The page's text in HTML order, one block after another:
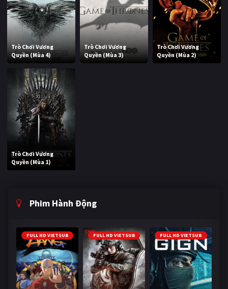
Trò Chơi Vương
Quyền (Mùa 4)
Trò Chơi Vương
Quyền (Mùa 3)
Trò Chơi Vương
Quyền (Mùa 2)
Trò Chơi Vương
Quyền (Mùa 1)
Phim Hành Động
FULL HD VIETSUB FULL HD VIETSUB FULL HD VIETSUB